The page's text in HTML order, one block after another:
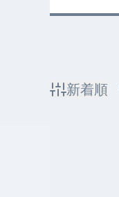
新着順